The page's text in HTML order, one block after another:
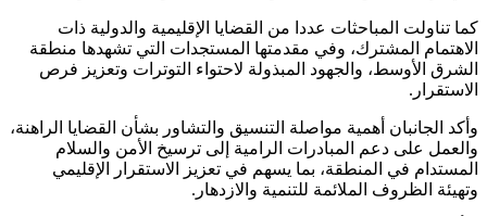
كما تناولت المباحثات عددا من القضايا الإقليمية والدولية ذات
الاهتمام المشترك، وفي مقدمتها المستجدات التي تشهدها منطقة
الشرق الأوسط، والجهود المبذولة لاحتواء التوترات وتعزيز فرص
الاستقرار.
وأكد الجانبان أهمية مواصلة التنسيق والتشاور بشأن القضايا الراهنة،
والعمل على دعم المبادرات الرامية إلى ترسيخ الأمن والسلام
المستدام في المنطقة، بما يسهم في تعزيز الاستقرار الإقليمي
وتهيئة الظروف الملائمة للتنمية والازدهار.